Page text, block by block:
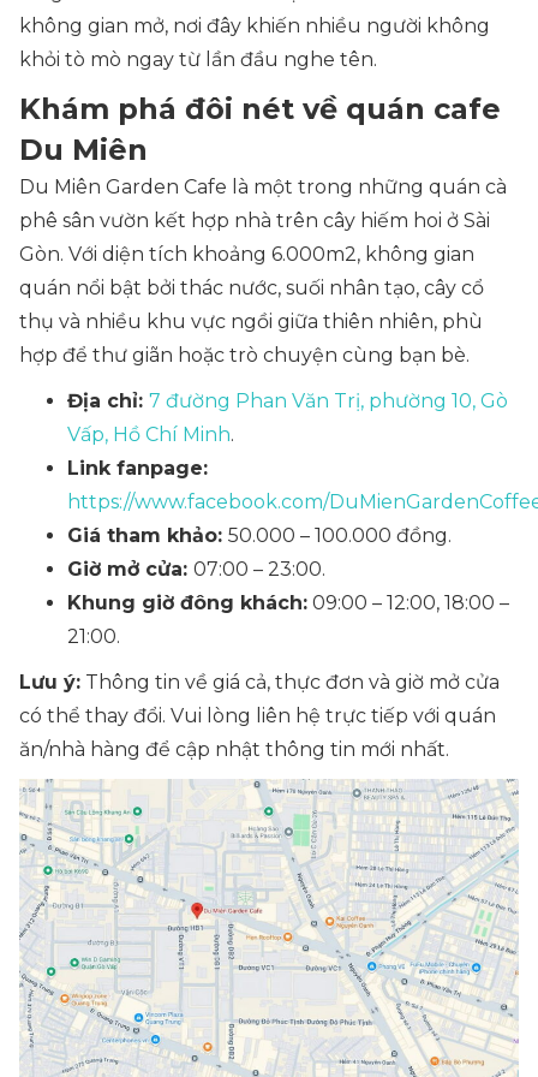
không gian mở, nơi đây khiến nhiều người không
khỏi tò mò ngay từ lần đầu nghe tên.
Khám phá đôi nét về quán cafe
Du Miên
Du Miên Garden Cafe là một trong những quán cà
phê sân vườn kết hợp nhà trên cây hiếm hoi ở Sài
Gòn. Với diện tích khoảng 6.000m2, không gian
quán nổi bật bởi thác nước, suối nhân tạo, cây cổ
thụ và nhiều khu vực ngồi giữa thiên nhiên, phù
hợp để thư giãn hoặc trò chuyện cùng bạn bè.
Địa chỉ​: 7 đường Phan Văn Trị, phường 10, Gò
Vấp, Hồ Chí Minh.
Link fanpage:
https://www.facebook.com/
Giá tham khảo: 50.000 – 100.000 đồng.
Giờ mở cửa: 07:00 – 23:00.
Khung giờ đông khách: 09:00 – 12:00, 18:00 –
21:00.
Lưu ý: Thông tin về giá cả, thực đơn và giờ mở cửa
có thể thay đổi. Vui lòng liên hệ trực tiếp với quán
ăn/nhà hàng để cập nhật thông tin mới nhất.